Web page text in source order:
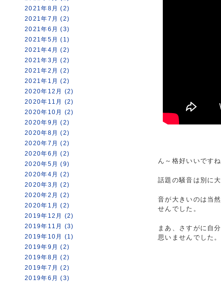
2021年8月 (2)
2021年7月 (2)
2021年6月 (3)
2021年5月 (1)
2021年4月 (2)
2021年3月 (2)
2021年2月 (2)
2021年1月 (2)
2020年12月 (2)
2020年11月 (2)
2020年10月 (2)
2020年9月 (2)
2020年8月 (2)
2020年7月 (2)
2020年6月 (2)
2020年5月 (9)
2020年4月 (2)
2020年3月 (2)
2020年2月 (2)
2020年1月 (2)
2019年12月 (2)
2019年11月 (3)
2019年10月 (1)
2019年9月 (2)
2019年8月 (2)
2019年7月 (2)
2019年6月 (3)
ん～格好いいです
話題の騒音は別に
音が大きいのは当
せんでした。
まあ、さすがに自
思いませんでした。